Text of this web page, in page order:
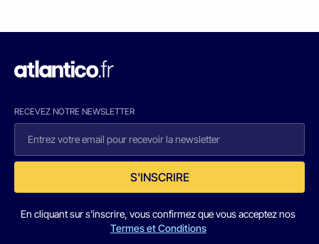
RECEVEZ NOTRE NEWSLETTER
S'INSCRIRE
En cliquant sur s'inscrire, vous confirmez que vous acceptez nos
Termes et Conditions